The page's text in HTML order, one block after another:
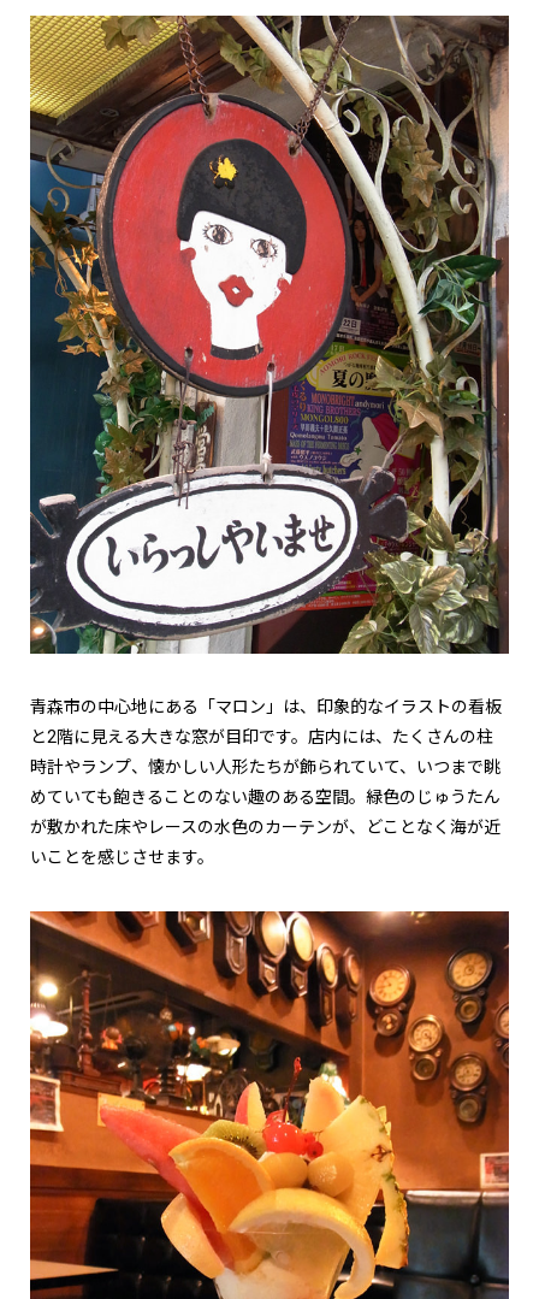
青森市の中心地にある「マロン」は、印象的なイラストの看板
と2階に見える大きな窓が目印です。店内には、たくさんの柱
時計やランプ、懐かしい人形たちが飾られていて、いつまで眺
めていても飽きることのない趣のある空間。緑色のじゅうたん
が敷かれた床やレースの水色のカーテンが、どことなく海が近
いことを感じさせます。